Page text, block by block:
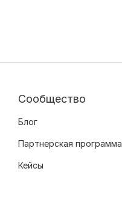
Сообщество
Блог
Партнерская программа
Кейсы